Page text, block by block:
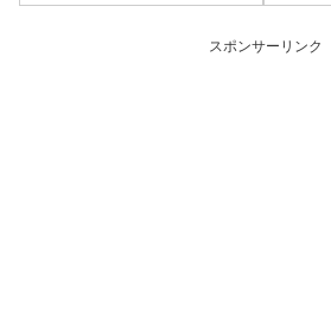
される。それぞれの違いをまと
表日本酒ビールワイン主生産国
て知ら
味わい
スポンサーリンク